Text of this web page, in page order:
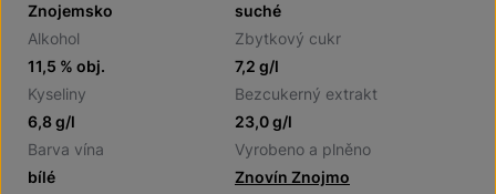
Znojemsko
suché
Alkohol
11,5 % obj.
Zbytkový cukr
7,2 g/l
Kyseliny
6,8 g/l
Bezcukerný extrakt
23,0 g/l
Barva vína
bílé
Vyrobeno a plněno
Znovín Znojmo